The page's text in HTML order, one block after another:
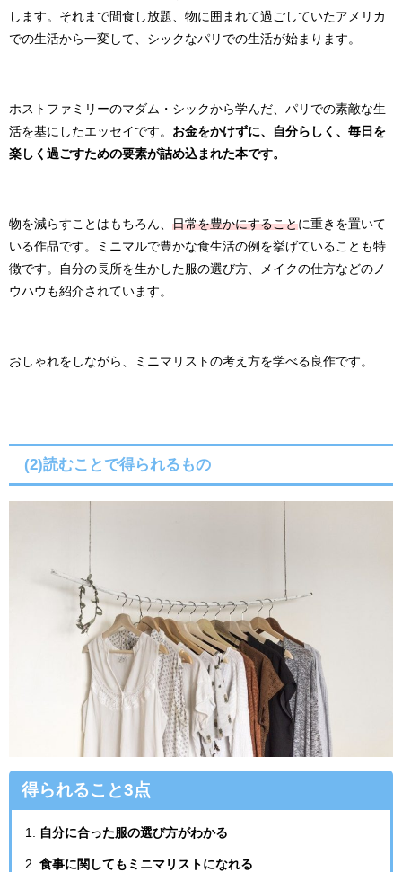
します。それまで間食し放題、物に囲まれて過ごしていたアメリカ
での生活から一変して、シックなパリでの生活が始まります。
ホストファミリーのマダム・シックから学んだ、パリでの素敵な生
活を基にしたエッセイです。 お金をかけずに、自分らしく、毎日を
楽しく過ごすための要素が詰め込まれた本です。
物を減らすことはもちろん、 日常を豊かにすることに重きを置いて
いる作品です。ミニマルで豊かな食生活の例を挙げていることも特
徴です。自分の長所を生かした服の選び方、メイクの仕方などのノ
ウハウも紹介されています。
おしゃれをしながら、ミニマリストの考え方を学べる良作です。
(2)読むことで得られるもの
得られること3点
自分に合った服の選び方がわかる
食事に関してもミニマリストになれる